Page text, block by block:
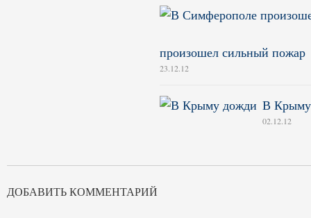
произошел сильный пожар
23.12.12
В
02.12.12
ДОБАВИТЬ КОММЕНТАРИЙ